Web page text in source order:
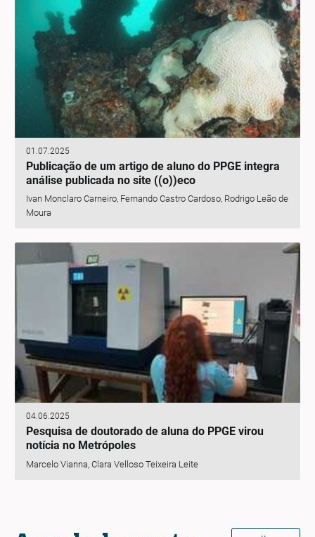
01.07.2025
Publicação de um artigo de aluno do PPGE integra
análise publicada no site ((o))eco
Ivan Monclaro Carneiro, Fernando Castro Cardoso, Rodrigo Leão de
Moura
04.06.2025
Pesquisa de doutorado de aluna do PPGE virou
notícia no Metrópoles
Marcelo Vianna, Clara Velloso Teixeira Leite